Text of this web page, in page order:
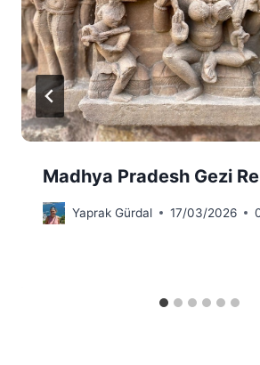
Madhya Pradesh Gezi
Yaprak Gürdal 17/03/2026